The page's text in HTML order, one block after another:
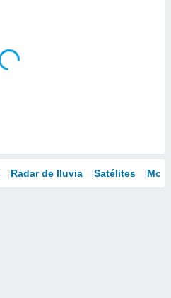
Radar de lluvia Satélites